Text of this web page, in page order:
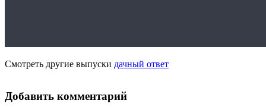
Смотреть другие выпуски дачный ответ
Добавить комментарий